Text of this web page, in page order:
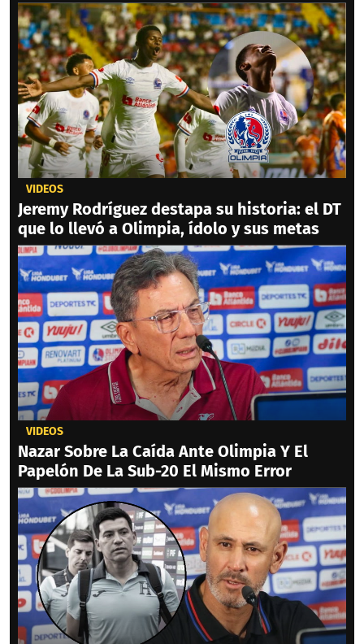
VIDEOS
Jeremy Rodríguez destapa su historia: el DT
que lo llevó a Olimpia, ídolo y sus metas
VIDEOS
Nazar Sobre La Caída Ante Olimpia Y El
Papelón De La Sub-20 El Mismo Error